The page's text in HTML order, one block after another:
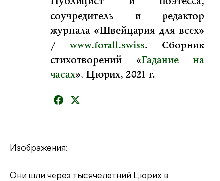
соучредитель и редактор
журнала «Швейцария для всех»
/ www.forall.swiss. Сборник
стихотворений «Гадание на
часах», Цюрих, 2021 г.
Изображения:
Они шли через тысячелетний Цюрих в